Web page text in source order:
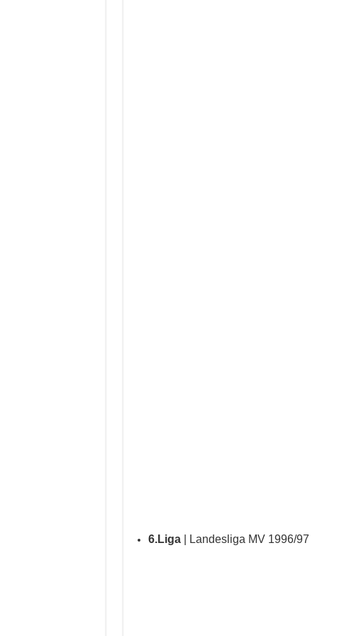
6.Liga| Landesliga MV 1996/97